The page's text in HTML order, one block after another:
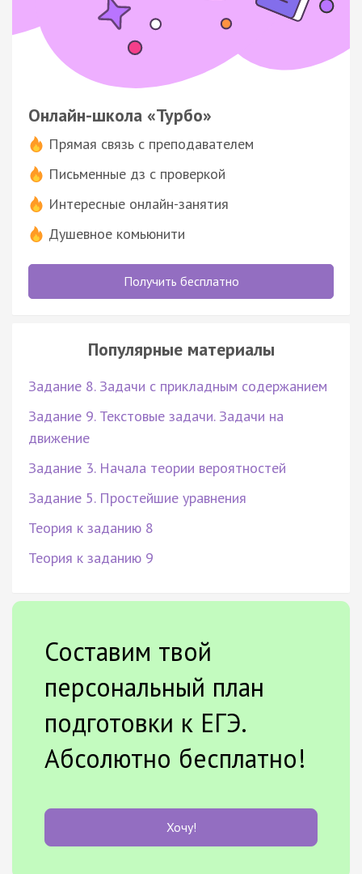
Онлайн-школа «Турбо»
Прямая связь с преподавателем
Письменные дз с проверкой
Интересные онлайн-занятия
Душевное комьюнити
Получить бесплатно
Популярные материалы
Задание 8. Задачи с прикладным содержанием
Задание 9. Текстовые задачи. Задачи на
движение
Задание 3. Начала теории вероятностей
Задание 5. Простейшие уравнения
Теория к заданию 8
Теория к заданию 9
Составим твой
персональный план
подготовки к ЕГЭ.
Абсолютно бесплатно!
Хочу!